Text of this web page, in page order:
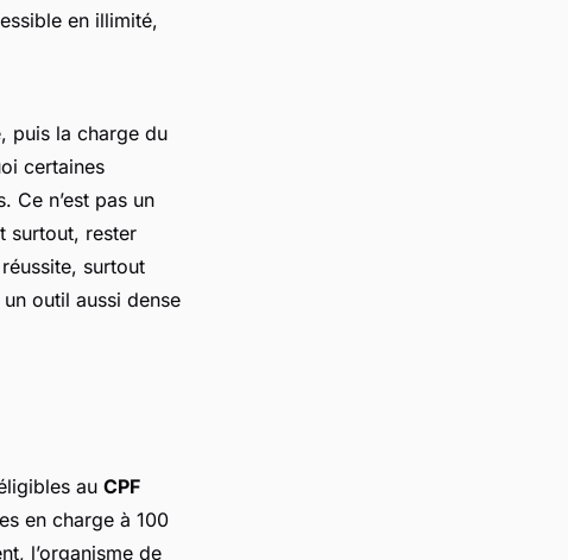
en illimité,
puis la charge du
certaines
Ce n’est pas un
surtout, rester
surtout
outil aussi dense
au CPF
en charge à 100
l’organisme de